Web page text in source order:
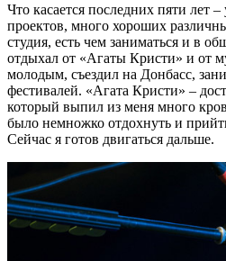
Что касается последних пяти лет
проектов, много хороших
студия, есть чем заниматься и в
отдыхал от «Агаты Кристи» и от
молодым, съездил на Донбасс,
фестивалей. «Агата Кристи» –
который выпил из меня много
было немножко отдохнуть и
Сейчас я готов двигаться дальше.